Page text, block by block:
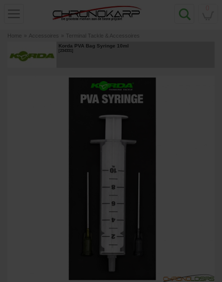
Home » Accessoires » Terminal Tackle & Accessoires
Korda PVA Bag Syringe 10ml
[234331]